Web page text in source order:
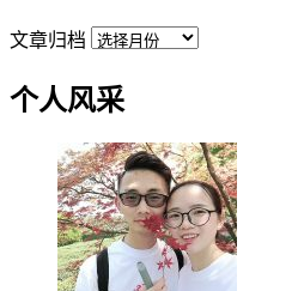
文章归档
个人风采